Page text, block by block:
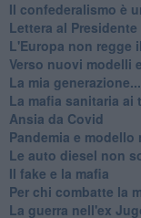
Il confederalismo è
Lettera al Presidente
L'Europa non regge
Verso nuovi modelli
​La mia
​La mafia sanitaria ai
Ansia da Covid
Pandemia e modello
Le auto diesel non
​Il fake e la mafia
Per chi combatte la
La guerra nell'ex